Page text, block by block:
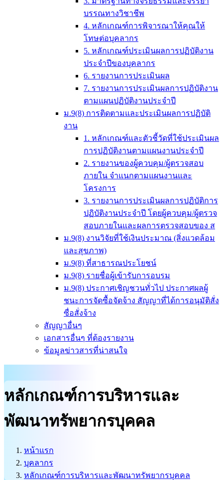
บรรณทางวิชาชีพ
4. หลักเกณฑ์การพิจารณาให้คุณให้
โทษต่อบุคลากร
5. หลักเกณฑ์ประเมินผลการปฏิบัติงาน
ประจำปีของบุคลากร
6. รายงานการประเมินผล
7. รายงานการประเมินผลการปฏิบัติงาน
ตามแผนปฏิบัติงานประจำปี
ม.9(8) การติดตามและประเมินผลการปฏิบัติ
งาน
1. หลักเกณฑ์และตัวชี้วัดที่ใช้ประเมินผล
การปฏิบัติงานตามแผนงานประจำปี
2. รายงานของผู้ควบคุม/ผู้ตรวจสอบ
ภายใน จำแนกตามแผนงานและ
โครงการ
3. รายงานการประเมินผลการปฏิบัติการ
ปฏิบัติงานประจำปี โดยผู้ควบคุม/ผู้ตรวจ
สอบภายในและผลการตรวจสอบของ ส
ม.9(8) งานวิจัยที่ใช้เงินประมาณ (สิ่งแวดล้อม
และสุขภาพ)
ม.9(8) ที่สาธารณประโยชน์
ม.9(8) รายชื่อผู้เข้ารับการอบรม
ม.9(8) ประกาศเชิญชวนทั่วไป ประกาศผลผู้
ชนะการจัดซื้อจัดจ้าง สัญญาที่ได้การอนุมัติสั่ง
ซื่อสั่งจ้าง
สัญญาอื่นๆ
เอกสารอื่นๆ ที่ต้องรายงาน
ข้อมูลข่าวสารที่น่าสนใจ
หลักเกณฑ์การบริหารและ
พัฒนาทรัพยากรบุคคล
หน้าแรก
บุคลากร
หลักเกณฑ์การบริหารและพัฒนาทรัพยากรบุคคล